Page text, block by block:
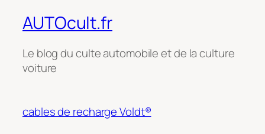
AUTOcult.fr
Le blog du culte automobile et de la culture
voiture
cables de recharge Voldt®